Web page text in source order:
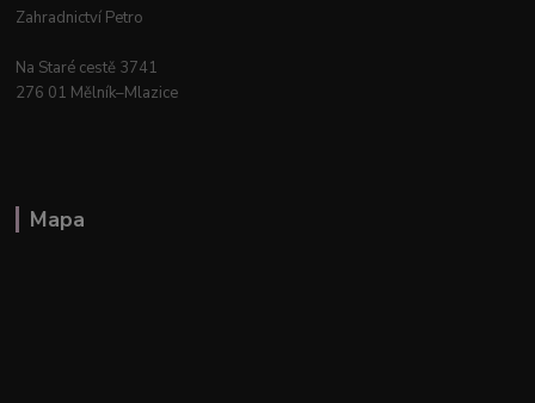
Zahradnictví Petro
Na Staré cestě 3741
276 01 Mělník–Mlazice
Mapa